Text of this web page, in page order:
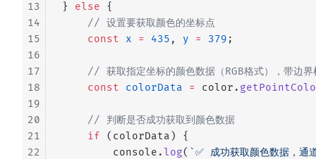
} else {
    // 设置要获取颜色的坐标点
    const
x = 435 , y = 379 ;
// 获取指定坐标的颜色数据（RGB格式），带边界
    const
colorData = color.
    // 判断是否成功获取到颜色数据
    if
(colorData) {
        console.
log( `✅ 成功获取颜色数据，
13
14
15
16
17
18
19
20
21
22